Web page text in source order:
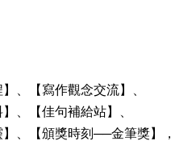
、【寫作觀念交流】、
、【佳句補給站】、
、【頒獎時刻──金筆獎】，